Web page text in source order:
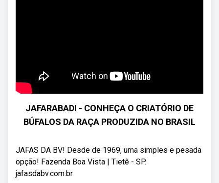
JAFARABADI - CONHEÇA O CRIATÓRIO DE
BÚFALOS DA RAÇA PRODUZIDA NO BRASIL
JAFAS DA BV! Desde de 1969, uma simples e pesada
opção! Fazenda Boa Vista | Tietê - SP.
jafasdabv.com.br.